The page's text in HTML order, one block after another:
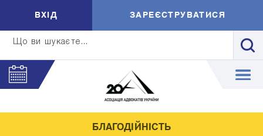
Що ви шукаєте...
ВXIД ЗАРЕЄСТРУВАТИСЯ
БЛАГОДІЙНІСТЬ